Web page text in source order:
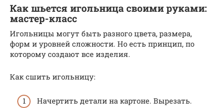
Как шьется игольница своими руками:
мастер-класс
Игольницы могут быть разного цвета, размера,
форм и уровней сложности. Но есть принцип, по
которому создают все изделия.
Как сшить игольницу:
Начертить детали на картоне. Вырезать.